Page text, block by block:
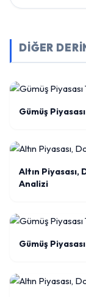
DİĞER
Gümüş
Altın Piyasası,
Analizi
Gümüş